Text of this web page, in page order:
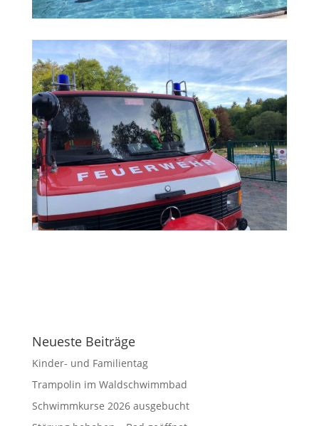
Neueste Beiträge
Kinder- und Familientag
Trampolin im Waldschwimmbad
Schwimmkurse 2026 ausgebucht